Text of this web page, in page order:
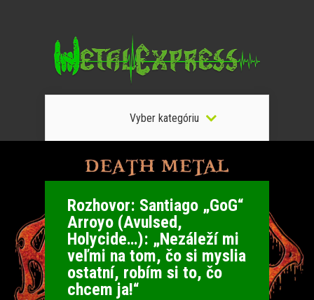
Vyber kategóriu
Rozhovor: Santiago „GoG“
Arroyo (Avulsed,
Holycide…): „Nezáleží mi
veľmi na tom, čo si myslia
ostatní, robím si to, čo
chcem ja!“